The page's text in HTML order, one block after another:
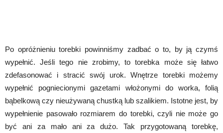
Po opróżnieniu torebki powinniśmy zadbać o to, by ją czymś
wypełnić. Jeśli tego nie zrobimy, to torebka może się łatwo
zdefasonować i stracić swój urok. Wnętrze torebki możemy
wypełnić pogniecionymi gazetami włożonymi do worka, folią
bąbelkową czy nieużywaną chustką lub szalikiem. Istotne jest, by
wypełnienie pasowało rozmiarem do torebki, czyli nie może go
być ani za mało ani za dużo. Tak przygotowaną torebkę,